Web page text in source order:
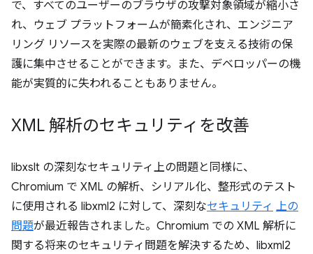
で、すべてのユーザーのブラウザの攻撃対象領域が縮小さ
れ、ウェブ プラットフォームが簡素化され、エンジニア
リング リソースを実際の最新のウェブを支える技術の保
護に集中させることができます。また、デベロッパーの機
能が実質的に失われることもありません。
XML 解析のセキュリティを改善
libxslt の深刻なセキュリティ上の問題と同様に、
Chromium で XML の解析、シリアル化、整形式のテスト
に使用される libxml2 に対して、深刻なセキュリティ 上の
問題が最近報告されました。Chromium での XML 解析に
関する将来のセキュリティ問題を解決するため、libxml2